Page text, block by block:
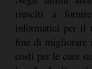
riusciti a
informatici per il
fine di migliorare
costi per le cure